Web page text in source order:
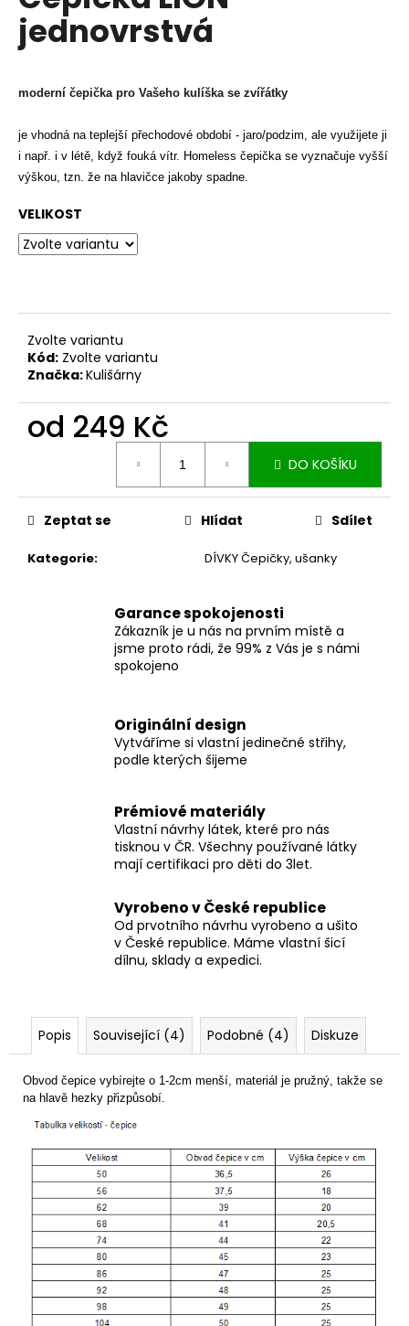
0,0
5
jednovrstvá
moderní čepička pro Vašeho kulíška se zvířátky
je vhodná na teplejší přechodové období - jaro/podzim, ale využijete ji
i např. i v létě, když fouká vítr. Homeless čepička se vyznačuje vyšší
výškou, tzn. že na hlavičce jakoby spadne.
VELIKOST
Zvolte variantu
Kód: Zvolte variantu
Značka:Kulišárny
od 249 Kč
DO KOŠÍKU
Kategorie: DÍVKY Čepičky, ušanky
Zeptat se Hlídat Sdílet
Garance spokojenosti
Zákazník je u nás na prvním místě a
jsme proto rádi, že 99% z Vás je s námi
spokojeno
Originální design
Vytváříme si vlastní jedinečné střihy,
podle kterých šijeme
Prémiové materiály
Vlastní návrhy látek, které pro nás
tisknou v ČR. Všechny používané látky
mají certifikaci pro děti do 3let.
Vyrobeno v České republice
Od prvotního návrhu vyrobeno a ušito
v České republice. Máme vlastní šicí
dílnu, sklady a expedici.
Popis Související (4) Podobné (4) Diskuze
Obvod čepice vybírejte o 1-2cm menší, materiál je pružný, takže se
na hlavě hezky přizpůsobí.
a
j
t
o
p
o
u
m
e
DÁMSKÉ